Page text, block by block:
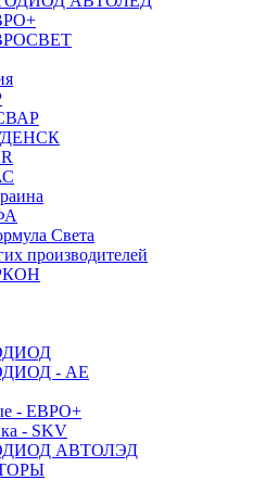
Света
производителей
- АЕ
- ЕВРО+
- SKV
АВТОЛЭД